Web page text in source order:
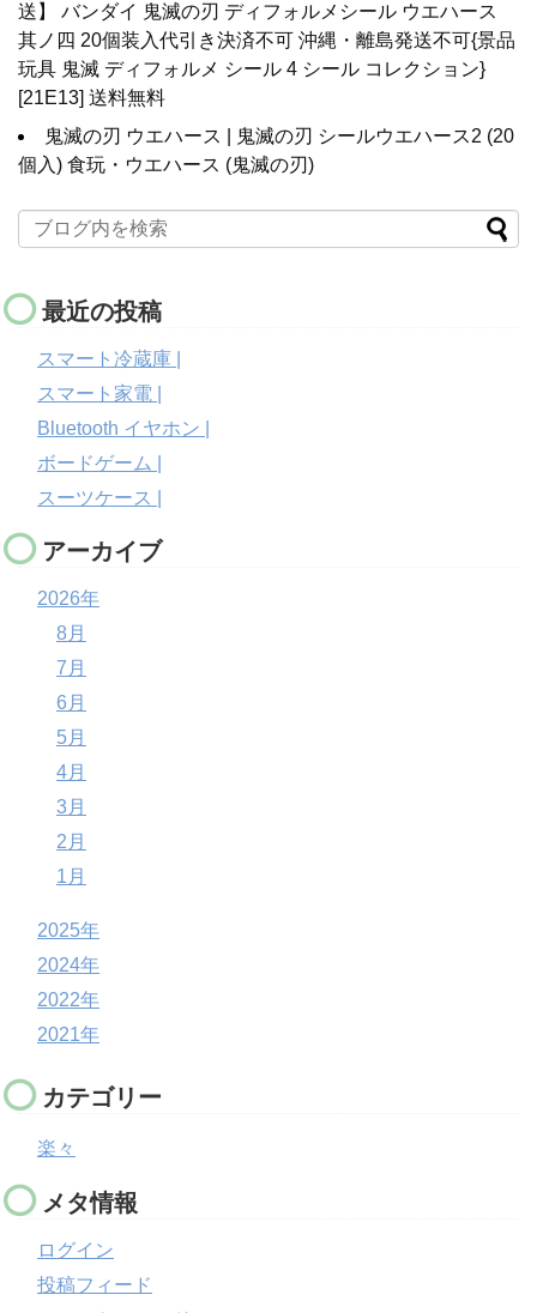
送】 バンダイ 鬼滅の刃 ディフォルメシール ウエハース
其ノ四 20個装入代引き決済不可 沖縄・離島発送不可{景品
玩具 鬼滅 ディフォルメ シール 4 シール コレクション}
[21E13] 送料無料
鬼滅の刃 ウエハース | 鬼滅の刃 シールウエハース2 (20
個入) 食玩・ウエハース (鬼滅の刃)
最近の投稿
スマート冷蔵庫 |
スマート家電 |
Bluetooth イヤホン |
ボードゲーム |
スーツケース |
アーカイブ
2026年
8月
7月
6月
5月
4月
3月
2月
1月
2025年
2024年
2022年
2021年
カテゴリー
楽々
メタ情報
ログイン
投稿フィード